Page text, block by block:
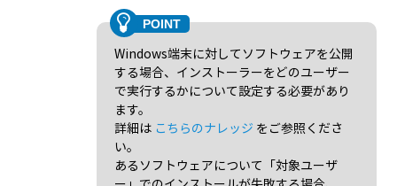
Windows端末に対してソフトウェアを公開
する場合、インストーラーをどのユーザー
で実行するかについて設定する必要があり
ます。
詳細は こちらのナレッジ をご参照くださ
い。
あるソフトウェアについて「対象ユーザ